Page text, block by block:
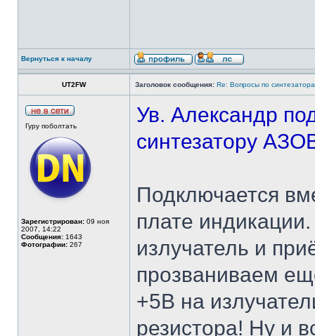
Вернуться к началу
UT2FW Заголовок сообщения: Re: Вопросы по
Гуру поболтать
Зарегистрирован: 09 ноя
2007, 14:22
Сообщения: 1643
Фотографии: 267
Ув. Александр
синтезатору
Подключается
плате
излучатель и
прозваниваем
+5В на
резистора! Ну и